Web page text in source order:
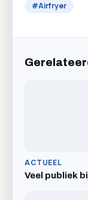
#Airfryer
ACTUEEL
Veel publiek